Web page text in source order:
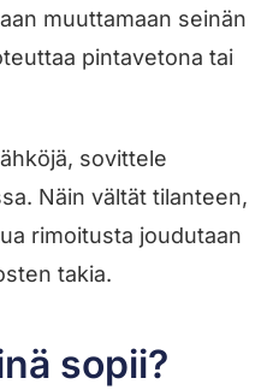
muuttamaan seinän
pintavetona tai
sovittele
Näin vältät tilanteen,
rimoitusta joudutaan
takia.
sopii?